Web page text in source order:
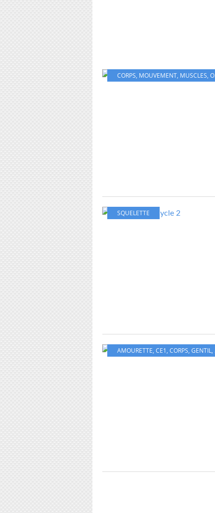
CORPS, MOUVEMENT, MUSCLES, OS
SQUELETTE
AMOURETTE, CE1, CORPS, GENTIL,